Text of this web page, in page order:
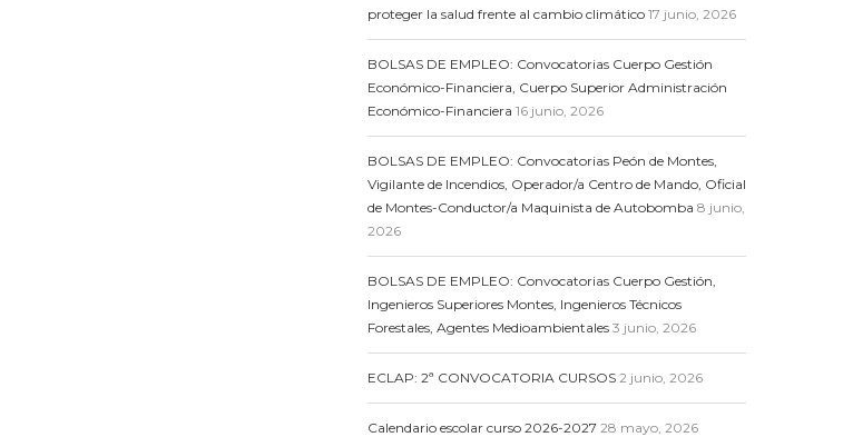
proteger la salud frente al cambio climático 17 junio, 2026
BOLSAS DE EMPLEO: Convocatorias Cuerpo Gestión
Económico-Financiera, Cuerpo Superior Administración
Económico-Financiera 16 junio, 2026
BOLSAS DE EMPLEO: Convocatorias Peón de Montes,
Vigilante de Incendios, Operador/a Centro de Mando, Oficial
de Montes-Conductor/a Maquinista de Autobomba 8 junio,
2026
BOLSAS DE EMPLEO: Convocatorias Cuerpo Gestión,
Ingenieros Superiores Montes, Ingenieros Técnicos
Forestales, Agentes Medioambientales 3 junio, 2026
ECLAP: 2ª CONVOCATORIA CURSOS 2 junio, 2026
Calendario escolar curso 2026-2027 28 mayo, 2026